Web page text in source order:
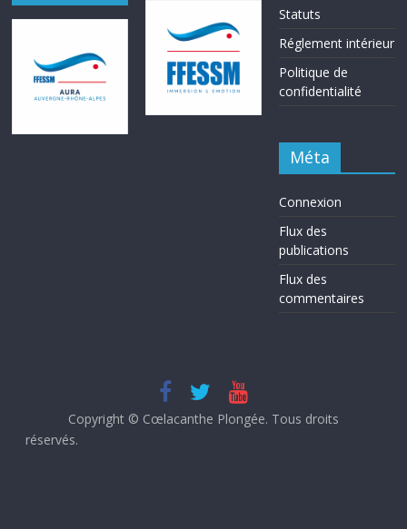
Statuts
Réglement intérieur
Politique de
confidentialité
Méta
Connexion
Flux des
publications
Flux des
commentaires